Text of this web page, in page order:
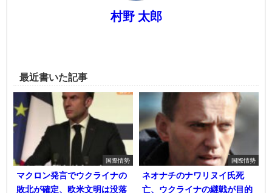
村野 太郎
最近書いた記事
国際情勢
マクロン発言でウクライナの
敗北が確定、欧米文明は没落
国際情勢
ネオナチのナワリヌイ氏死
亡、ウクライナの継戦が目的